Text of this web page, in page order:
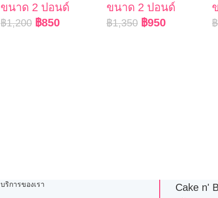
ขนาด 2 ปอนด์
฿1,200 ฿850
ขนาด 2 ปอนด์
฿1,350 ฿950 ฿
บริการของเรา
Cake n'